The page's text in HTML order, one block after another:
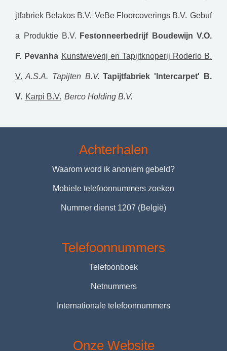
jtfabriek Belakos B.V. VeBe Floorcoverings B.V. Gebuf
a Produktie B.V. Festonneerbedrijf Boudewijn V.O.
F. Pevanha Kunstweverij en Tapijtknoperij Roderlo B.
V. A.S.A. Tapijten B.V. Tapijtfabriek 'Intercarpet' B.
V. Karpi B.V. Berco Holding B.V.
Achterhalen
Waarom word ik anoniem gebeld?
Mobiele telefoonnummers zoeken
Nummer dienst 1207 (België)
Telefoonnummers
Telefoonboek
Netnummers
Internationale telefoonnummers
Onze Website